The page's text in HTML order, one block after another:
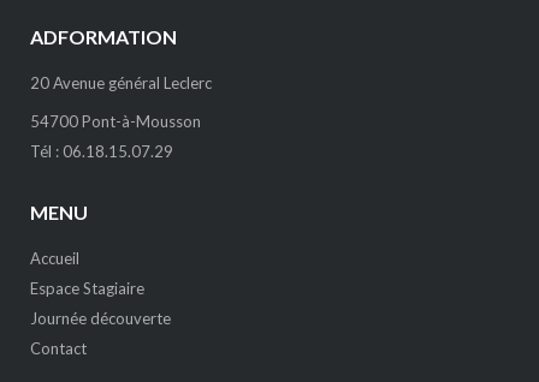
ADFORMATION
20 Avenue général Leclerc
54700 Pont-à-Mousson
Tél : 06.18.15.07.29
MENU
Accueil
Espace Stagiaire
Journée découverte
Contact